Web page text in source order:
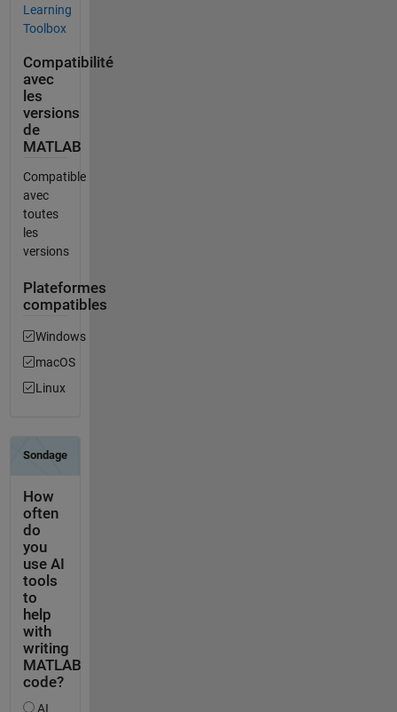
Learning
Toolbox
Compatibilité
avec
les
versions
de
MATLAB
Compatible
avec
toutes
les
versions
Plateformes
compatibles
Windows
macOS
Linux